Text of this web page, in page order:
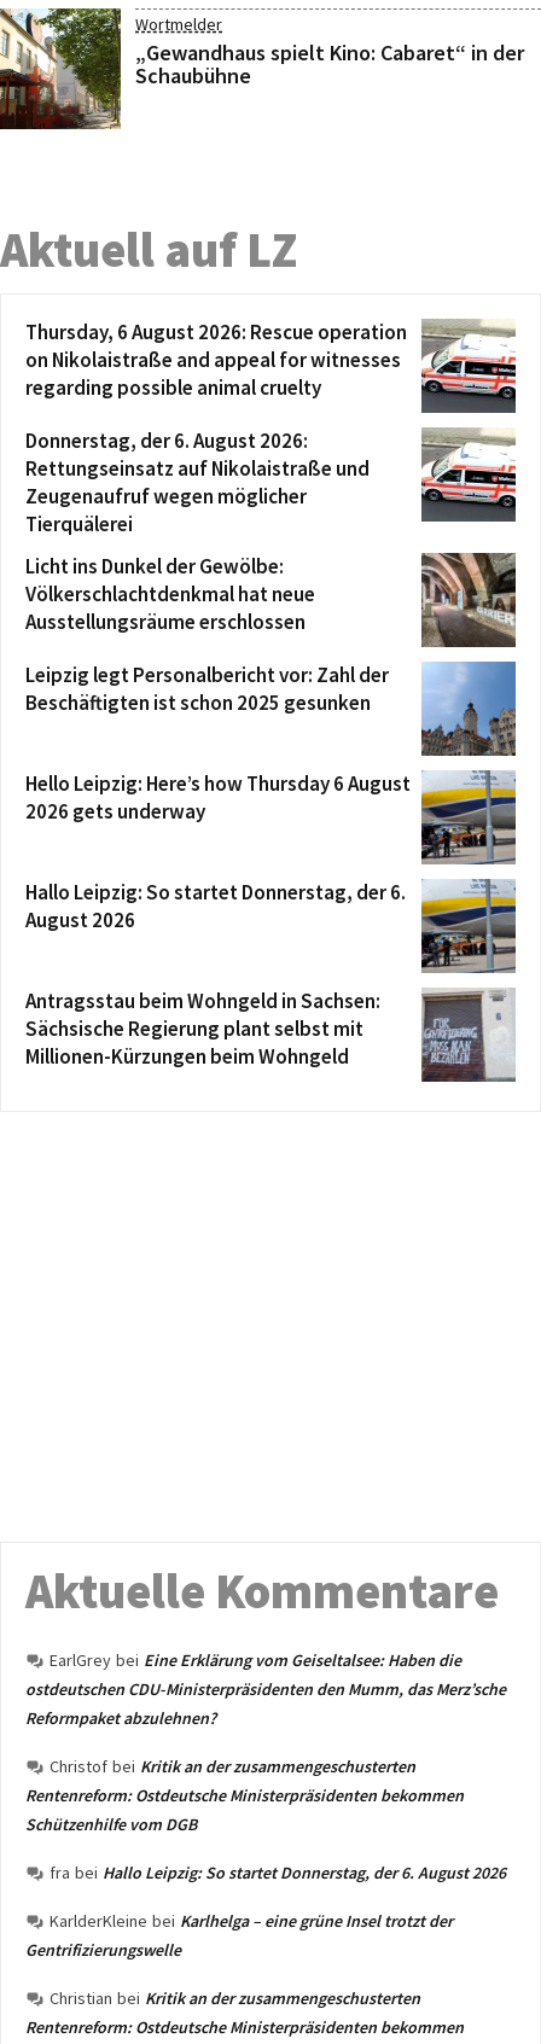
Wortmelder
„Gewandhaus spielt Kino: Cabaret“ in der
Schaubühne
Aktuell auf LZ
Thursday, 6 August 2026: Rescue operation
on Nikolaistraße and appeal for witnesses
regarding possible animal cruelty
Donnerstag, der 6. August 2026:
Rettungseinsatz auf Nikolaistraße und
Zeugenaufruf wegen möglicher
Tierquälerei
Licht ins Dunkel der Gewölbe:
Völkerschlachtdenkmal hat neue
Ausstellungsräume erschlossen
Leipzig legt Personalbericht vor: Zahl der
Beschäftigten ist schon 2025 gesunken
Hello Leipzig: Here’s how Thursday 6 August
2026 gets underway
Hallo Leipzig: So startet Donnerstag, der 6.
August 2026
Antragsstau beim Wohngeld in Sachsen:
Sächsische Regierung plant selbst mit
Millionen-Kürzungen beim Wohngeld
Aktuelle Kommentare
EarlGrey bei Eine Erklärung vom Geiseltalsee: Haben die
ostdeutschen CDU-Ministerpräsidenten den Mumm, das Merz’sche
Reformpaket abzulehnen?
Christof bei Kritik an der zusammengeschusterten
Rentenreform: Ostdeutsche Ministerpräsidenten bekommen
Schützenhilfe vom DGB
fra bei Hallo Leipzig: So startet Donnerstag, der 6. August 2026
KarlderKleine bei Karlhelga – eine grüne Insel trotzt der
Gentrifizierungswelle
Christian bei Kritik an der zusammengeschusterten
Rentenreform: Ostdeutsche Ministerpräsidenten bekommen